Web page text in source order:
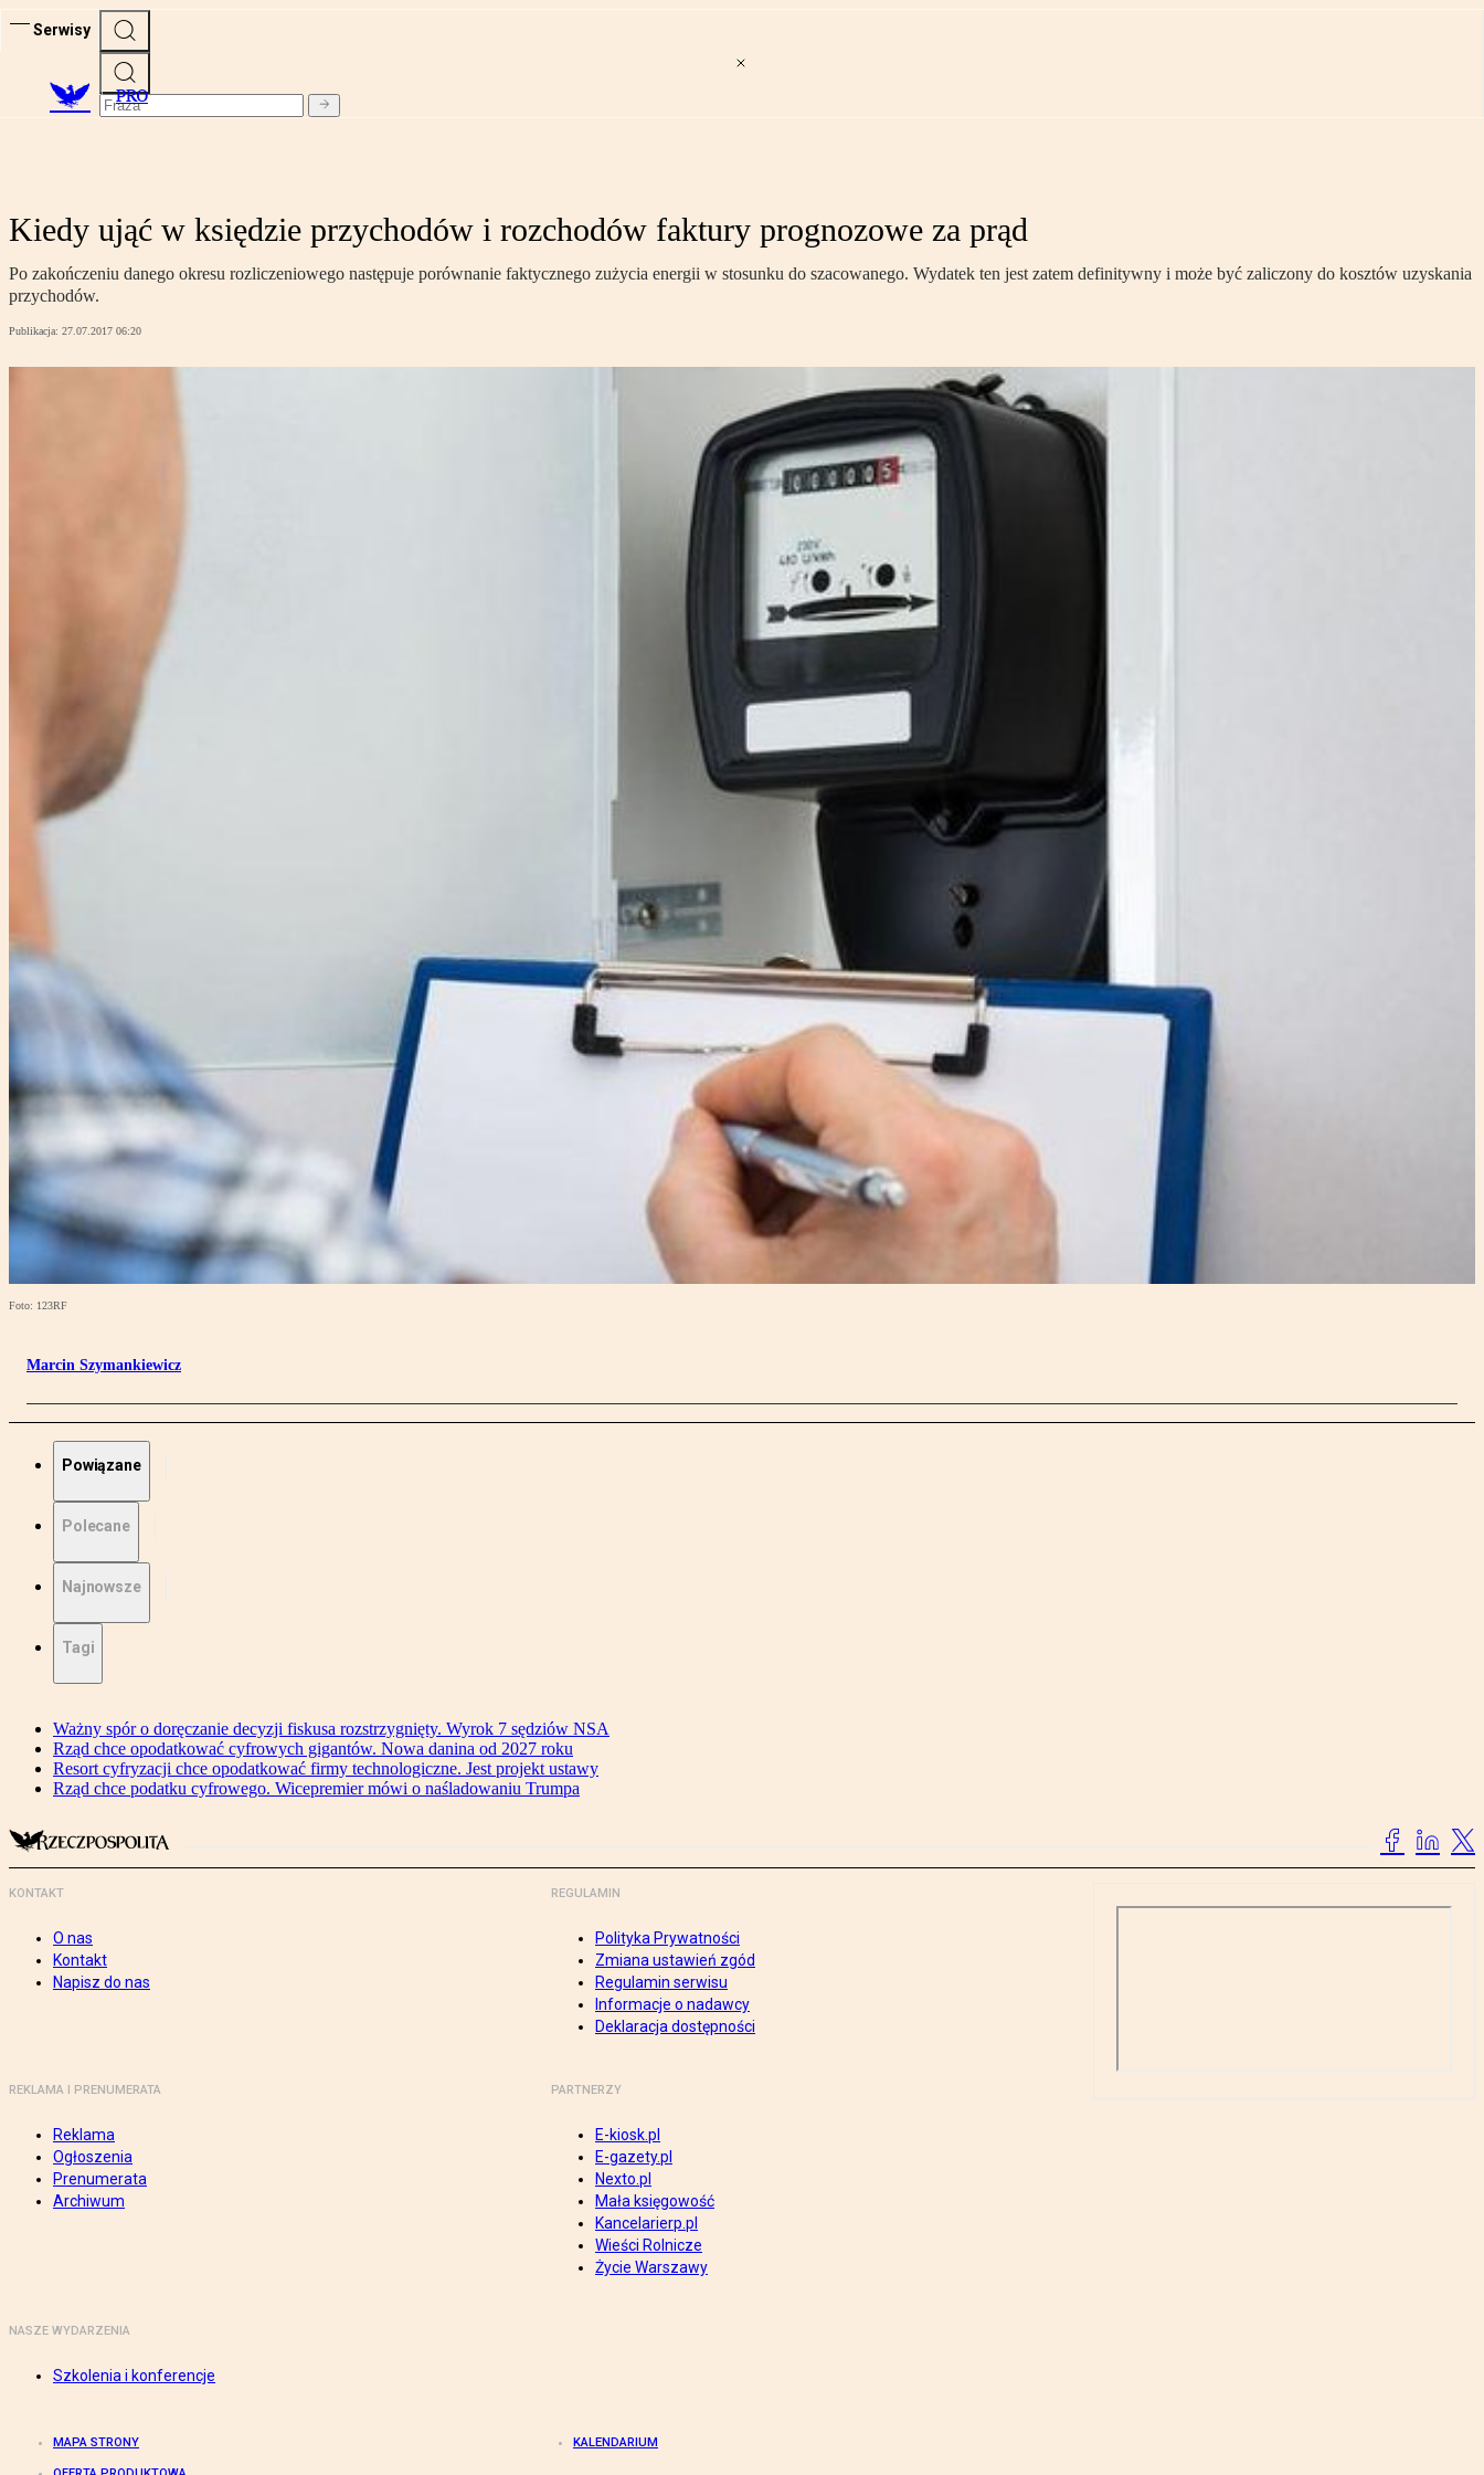
Serwisy
PRO
Kiedy ująć w księdzie przychodów i rozchodów faktury prognozowe za prąd
Po zakończeniu danego okresu rozliczeniowego następuje porównanie faktycznego zużycia energii w stosunku do szacowanego. Wydatek ten jest zatem definitywny i może być zaliczony do kosztów uzyskania
przychodów.
Publikacja: 27.07.2017 06:20
Foto: 123RF
Marcin Szymankiewicz
Powiązane
Polecane
Najnowsze
Tagi
Ważny spór o doręczanie decyzji fiskusa rozstrzygnięty. Wyrok 7 sędziów NSA
Rząd chce opodatkować cyfrowych gigantów. Nowa danina od 2027 roku
Resort cyfryzacji chce opodatkować firmy technologiczne. Jest projekt ustawy
Rząd chce podatku cyfrowego. Wicepremier mówi o naśladowaniu Trumpa
KONTAKT
O nas
Kontakt
Napisz do nas
REGULAMIN
Polityka Prywatności
Zmiana ustawień zgód
Regulamin serwisu
Informacje o nadawcy
Deklaracja dostępności
REKLAMA I PRENUMERATA
Reklama
Ogłoszenia
Prenumerata
Archiwum
PARTNERZY
E-kiosk.pl
E-gazety.pl
Nexto.pl
Mała księgowość
Kancelarierp.pl
Wieści Rolnicze
Życie Warszawy
NASZE WYDARZENIA
Szkolenia i konferencje
MAPA STRONY KALENDARIUM